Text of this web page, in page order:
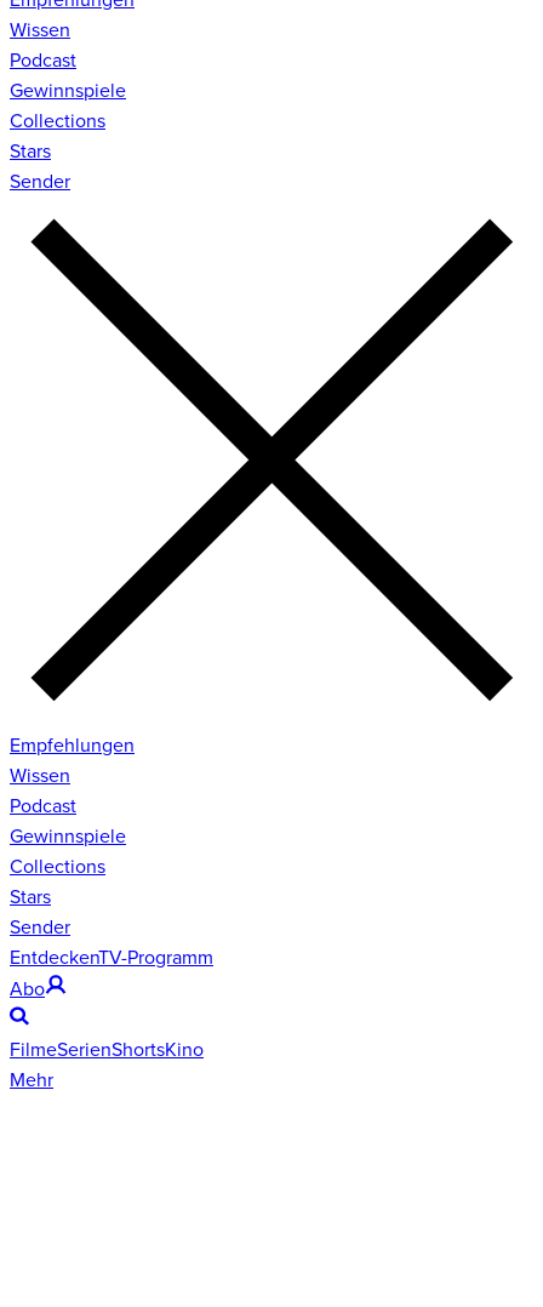
Wissen
Podcast
Gewinnspiele
Collections
Stars
Sender
Empfehlungen
Wissen
Podcast
Gewinnspiele
Collections
Stars
Sender
EntdeckenTV-Programm
Abo
FilmeSerienShortsKino
Mehr